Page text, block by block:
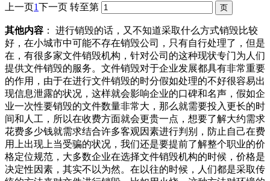
上一页1下一页 转至第
其他内容 ： 进行销毁的话，又不知道采取什么方式销毁比较
好，在小城市中可能不存在销毁公司，只有自行处理了，但是
在，有很多家文件销毁机构，针对公司的这种现状专门为人们
提供文件销毁的服务。文件销毁对于企业发展都具有非常重要
的作用，由于在进行文件销毁的时分假如处理的不好很容易出
现信息泄露的状况，这样就会影响企业的口碑和名声，假如企
业一次性要销毁的文件数量非常大，那么就需要投入更长的时
间和人工，所以在收费方面就会更贵一点，想要了解大约需求
花费多少钱就需求结合许多客观因素进行判别，防止自己在费
用上出现上当受骗的状况，我们还是要提前了解整个职业的价
格定位规范，大多数企业在选择文件销毁机构的时候，价格是
决定性因素，其实不以为然。在以往的时候，人们都是采取传